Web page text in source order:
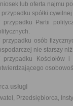
lub oferta najmu
przypadku spółki
przypadku Partii
przypadku osób
nie starszy
przypadku Kościołów
usługi
Przedsiębiorca,